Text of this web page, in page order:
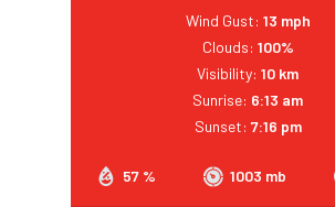
57 % 1003 mb
Wind Gust: 13 mph
Clouds: 100%
Visibility: 10 km
Sunrise: 6:13 am
Sunset: 7:16 pm